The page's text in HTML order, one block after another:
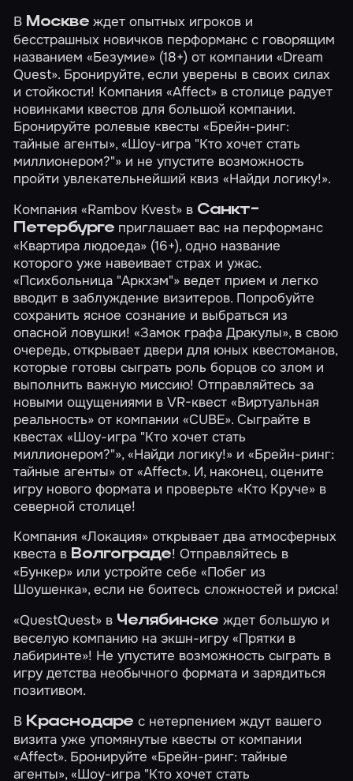
В Москвеждет опытных игроков и
бесстрашных новичков перформанс с говорящим
названием«Безумие» (18+) от компании «Dream
Quest». Бронируйте, если уверены в своих силах
и стойкости! Компания «Affect» в столице радует
новинками квестов для большой компании.
Бронируйте ролевые квесты«Брейн-ринг:
тайные агенты»,«Шоу-игра "Кто хочет стать
миллионером?"» и не упустите возможность
пройти увлекательнейший квиз«Найди логику!».
Компания «Rambov Kvest» в Санкт-
Петербурге приглашает вас на перформанс
«Квартира людоеда» (16+), одно название
которого уже навеивает страх и ужас.
«Психбольница "Аркхэм"» ведет прием и легко
вводит в заблуждение визитеров. Попробуйте
сохранить ясное сознание и выбраться из
опасной ловушки!«Замок графа Дракулы», в свою
очередь, открывает двери для юных квестоманов,
которые готовы сыграть роль борцов со злом и
выполнить важную миссию! Отправляйтесь за
новыми ощущениями в VR-квест«Виртуальная
реальность» от компании «CUBE». Сыграйте в
квестах«Шоу-игра "Кто хочет стать
миллионером?"»,«Найди логику!» и«Брейн-ринг:
тайные агенты» от «Affect». И, наконец, оцените
игру нового формата и проверьте«Кто Круче» в
северной столице!
Компания «Локация» открывает два атмосферных
квеста в Волгограде! Отправляйтесь в
«Бункер» или устройте себе«Побег из
Шоушенка», если не боитесь сложностей и риска!
«QuestQuest» в Челябинске ждет большую и
веселую компанию на экшн-игру«Прятки в
лабиринте»! Не упустите возможность сыграть в
игру детства необычного формата и зарядиться
позитивом.
В Краснодаре с нетерпением ждут вашего
визита уже упомянутые квесты от компании
«Affect». Бронируйте«Брейн-ринг: тайные
агенты»,«Шоу-игра "Кто хочет стать